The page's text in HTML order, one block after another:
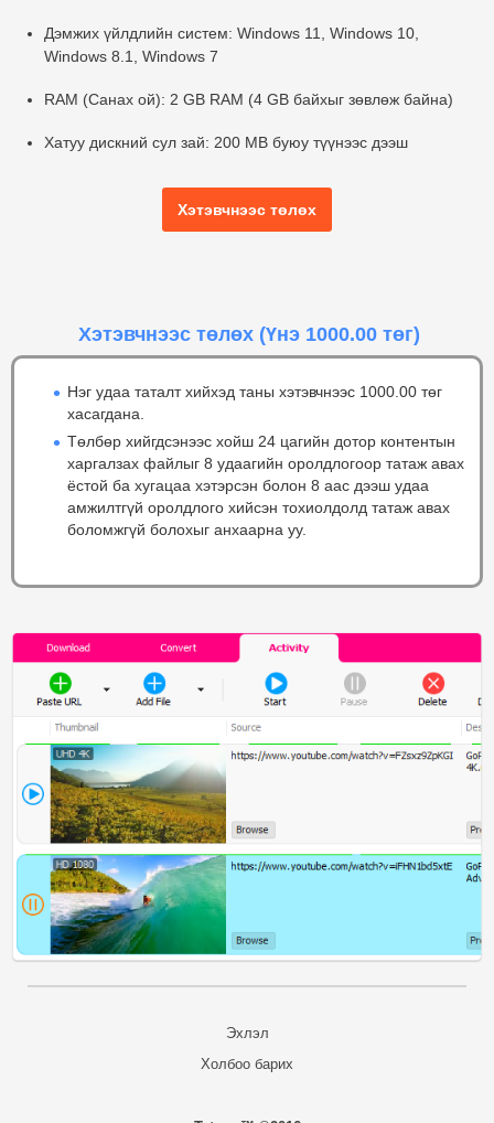
Дэмжих үйлдлийн систем: Windows 11, Windows 10,
Windows 8.1, Windows 7
RAM (Санах ой): 2 GB RAM (4 GB байхыг зөвлөж байна)
Хатуу дискний сул зай: 200 MB буюу түүнээс дээш
Хэтэвчнээс төлөх
Хэтэвчнээс төлөх (Үнэ 1000.00 төг)
Нэг удаа таталт хийхэд таны хэтэвчнээс 1000.00 төг
хасагдана.
Төлбөр хийгдсэнээс хойш 24 цагийн дотор контентын
харгалзах файлыг 8 удаагийн оролдлогоор татаж авах
ёстой ба хугацаа хэтэрсэн болон 8 аас дээш удаа
амжилтгүй оролдлого хийсэн тохиолдолд татаж авах
боломжгүй болохыг анхаарна уу.
Эхлэл
Холбоо барих